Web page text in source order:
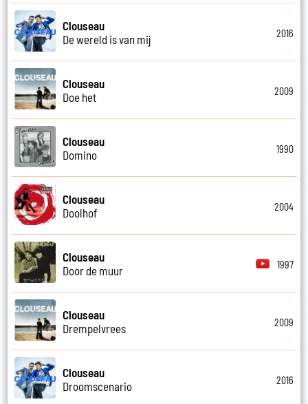
Clouseau
De wereld is van mij
2016
Clouseau
Doe het
2009
Clouseau
Domino
1990
Clouseau
Doolhof
2004
Clouseau
Door de muur
1997
Clouseau
Drempelvrees
2009
Clouseau
Droomscenario
2016